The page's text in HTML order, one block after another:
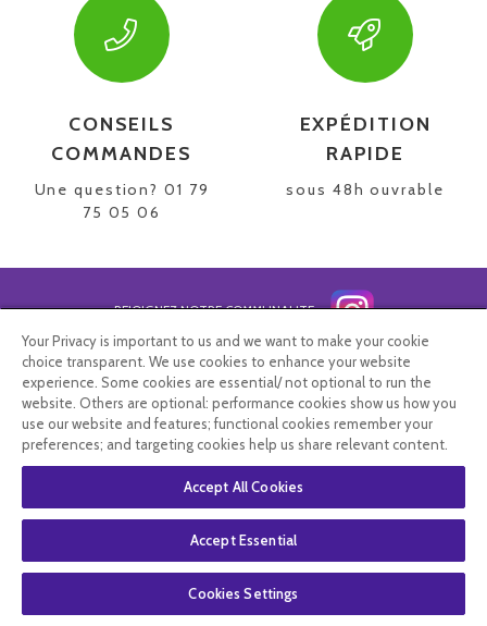
CONSEILS
COMMANDES
Une question? 01 79
75 05 06
EXPÉDITION
RAPIDE
sous 48h ouvrable
REJOIGNEZ NOTRE COMMUNAUTE
NEWSLETTER
Vous affirmez avoir pris connaissance de notrepolitique de
d'opposition.
Contacter le service client
Informations livraison
Your Privacy is important to us and we want to make your cookie
choice transparent. We use cookies to enhance your website
experience. Some cookies are essential/ not optional to run the
website. Others are optional: performance cookies show us how you
use our website and features; functional cookies remember your
preferences; and targeting cookies help us share relevant content.
Accept All Cookies
Accept Essential
Cookies Settings